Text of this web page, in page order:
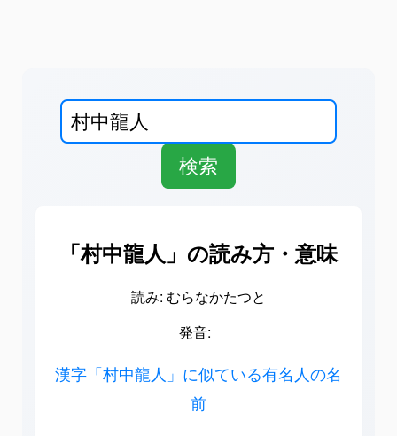
「村中龍人」の読み方・意味
読み: むらなかたつと
発音:
漢字「村中龍人」に似ている有名人の名
前